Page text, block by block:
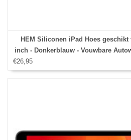
HEM Siliconen iPad Hoes geschikt
inch - Donkerblauw - Vouwbare
hoes - iPad 2024 Hoes - 13 inch
€26,95